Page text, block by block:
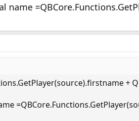
name
+